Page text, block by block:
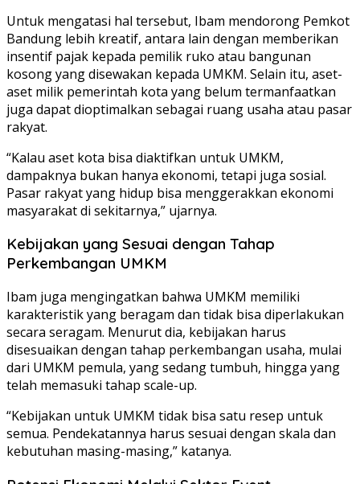
Untuk mengatasi hal tersebut, Ibam mendorong Pemkot
Bandung lebih kreatif, antara lain dengan memberikan
insentif pajak kepada pemilik ruko atau bangunan
kosong yang disewakan kepada UMKM. Selain itu, aset-
aset milik pemerintah kota yang belum termanfaatkan
juga dapat dioptimalkan sebagai ruang usaha atau pasar
rakyat.
“Kalau aset kota bisa diaktifkan untuk UMKM,
dampaknya bukan hanya ekonomi, tetapi juga sosial.
Pasar rakyat yang hidup bisa menggerakkan ekonomi
masyarakat di sekitarnya,” ujarnya.
Kebijakan yang Sesuai dengan Tahap
Perkembangan UMKM
Ibam juga mengingatkan bahwa UMKM memiliki
karakteristik yang beragam dan tidak bisa diperlakukan
secara seragam. Menurut dia, kebijakan harus
disesuaikan dengan tahap perkembangan usaha, mulai
dari UMKM pemula, yang sedang tumbuh, hingga yang
telah memasuki tahap scale-up.
“Kebijakan untuk UMKM tidak bisa satu resep untuk
semua. Pendekatannya harus sesuai dengan skala dan
kebutuhan masing-masing,” katanya.